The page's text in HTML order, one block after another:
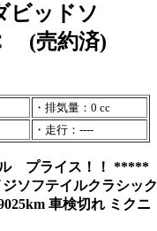
ビッドソ
(売約済)
・排気量：0 cc
・走行：----
プライス！！ *****
ジソフテイルクラシック
車検切れ ミクニ